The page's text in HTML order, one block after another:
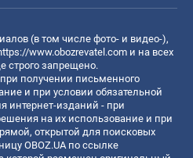
(в том числе фото- и видео-),
www.obozrevatel.com и на всех
строго запрещено.
получении письменного
и при условии обязательной
интернет-изданий - при
на их использование и при
открытой для поисковых
OBOZ.UA по ссылке